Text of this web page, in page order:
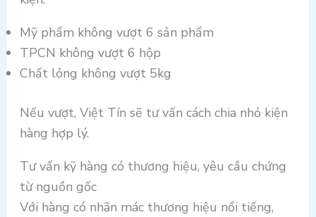
Mỹ phẩm không vượt 6 sản phẩm
TPCN không vượt 6 hộp
Chất lỏng không vượt 5kg
Nếu vượt, Việt Tín sẽ tư vấn cách chia nhỏ kiện
hàng hợp lý.
Tư vấn kỹ hàng có thương hiệu, yêu cầu chứng
từ nguồn gốc
Với hàng có nhãn mác thương hiệu nổi tiếng,